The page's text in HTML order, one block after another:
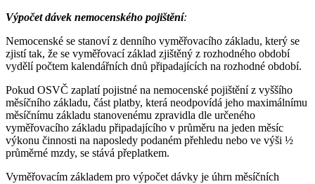
Výpočet dávek nemocenského pojištění:
Nemocenské se stanoví z denního vyměřovacího základu, který se
zjistí tak, že se vyměřovací základ zjištěný z rozhodného období
vydělí počtem kalendářních dnů připadajících na rozhodné období.
Pokud OSVČ zaplatí pojistné na nemocenské pojištění z vyššího
měsíčního základu, část platby, která neodpovídá jeho maximálnímu
měsíčnímu základu stanovenému zpravidla dle určeného
vyměřovacího základu připadajícího v průměru na jeden měsíc
výkonu činnosti na naposledy podaném přehledu nebo ve výši ½
průměrné mzdy, se stává přeplatkem.
Vyměřovacím základem pro výpočet dávky je úhrn měsíčních